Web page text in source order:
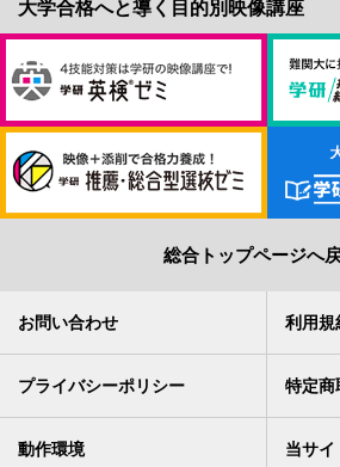
総合トップページへ
お問い合わせ 利用規
プライバシーポリシー 特定商
動作環境 当サイ